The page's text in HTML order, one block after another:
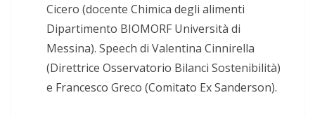
Cicero (docente Chimica degli alimenti
Dipartimento BIOMORF Università di
Messina). Speech di Valentina Cinnirella
(Direttrice Osservatorio Bilanci Sostenibilità)
e Francesco Greco (Comitato Ex Sanderson).